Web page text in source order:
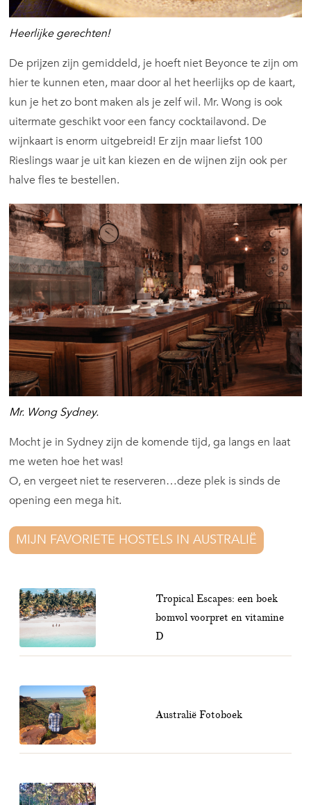
Heerlijke gerechten!
De prijzen zijn gemiddeld, je hoeft niet Beyonce te zijn om
hier te kunnen eten, maar door al het heerlijks op de kaart,
kun je het zo bont maken als je zelf wil. Mr. Wong is ook
uitermate geschikt voor een fancy cocktailavond. De
wijnkaart is enorm uitgebreid! Er zijn maar liefst 100
Rieslings waar je uit kan kiezen en de wijnen zijn ook per
halve fles te bestellen.
Mr. Wong Sydney.
Mocht je in Sydney zijn de komende tijd, ga langs en laat
me weten hoe het was!
O, en vergeet niet te reserveren…deze plek is sinds de
opening een mega hit.
MIJN FAVORIETE HOSTELS IN AUSTRALIË
Tropical Escapes: een boek
bomvol voorpret en vitamine
D
Australië Fotoboek